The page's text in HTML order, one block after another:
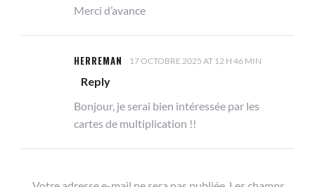
Merci d’avance
HERREMAN 17 OCTOBRE 2025 AT 12 H 46 MIN
Reply
Bonjour, je serai bien intéressée par les
cartes de multiplication !!